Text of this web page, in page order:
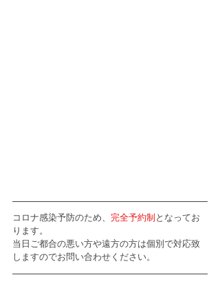
コロナ感染予防のため、 完全予約制となってお
ります。
当日ご都合の悪い方や遠方の方は個別で対応致
しますのでお問い合わせください。